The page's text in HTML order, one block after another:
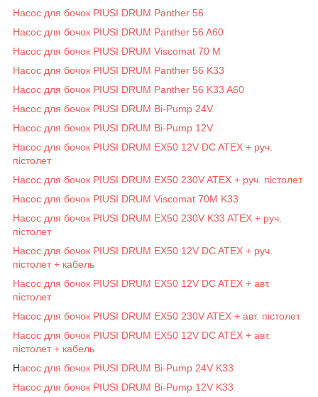
Насос для бочок PIUSI DRUM Panther 56
Насос для бочок PIUSI DRUM Panther 56 A60
Насос для бочок PIUSI DRUM Viscomat 70 M
Насос для бочок PIUSI DRUM Panther 56 K33
Насос для бочок PIUSI DRUM Panther 56 K33 A60
Насос для бочок PIUSI DRUM Bi-Pump 24V
Насос для бочок PIUSI DRUM Bi-Pump 12V
Насос для бочок PIUSI DRUM EX50 12V DC ATEX + руч.
пістолет
Насос для бочок PIUSI DRUM EX50 230V ATEX + руч. пістолет
Насос для бочок PIUSI DRUM Viscomat 70M K33
Насос для бочок PIUSI DRUM EX50 230V K33 ATEX + руч.
пістолет
Насос для бочок PIUSI DRUM EX50 12V DC ATEX + руч.
пістолет + кабель
Насос для бочок PIUSI DRUM EX50 12V DC ATEX + авт.
пістолет
Насос для бочок PIUSI DRUM EX50 230V ATEX + авт. пістолет
Насос для бочок PIUSI DRUM EX50 12V DC ATEX + авт.
пістолет + кабель
Насос для бочок PIUSI DRUM Bi-Pump 24V K33
Насос для бочок PIUSI DRUM Bi-Pump 12V K33